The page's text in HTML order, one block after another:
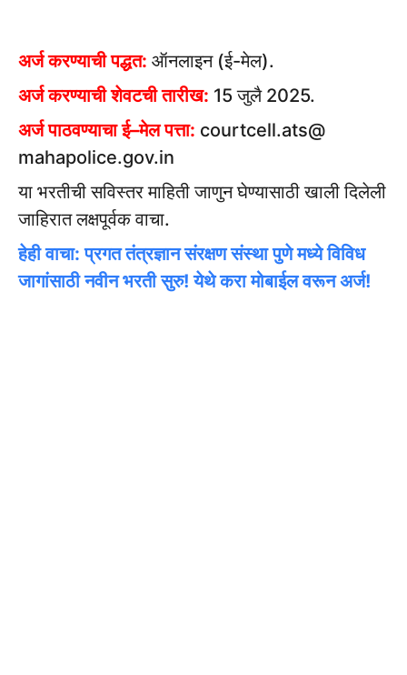
अर्ज करण्याची पद्धत: ऑनलाइन (ई-मेल).
अर्ज करण्याची शेवटची तारीख: 15 जुलै 2025.
अर्ज पाठवण्याचा ई–मेल पत्ता: courtcell.ats@
mahapolice.gov.in
या भरतीची सविस्तर माहिती जाणुन घेण्यासाठी खाली दिलेली
जाहिरात लक्षपूर्वक वाचा.
हेही वाचा: प्रगत तंत्रज्ञान संरक्षण संस्था पुणे मध्ये विविध
जागांसाठी नवीन भरती सुरु! येथे करा मोबाईल वरून अर्ज!